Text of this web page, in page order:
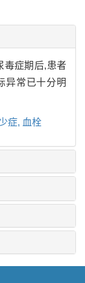
毒症期后,患者
异常已十分明
症, 血栓